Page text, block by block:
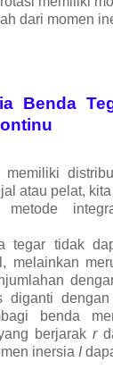
dari momen
Benda T
atau pelat,
tegar tidak
melainkan
diganti
benda
berjarak r
inersia I